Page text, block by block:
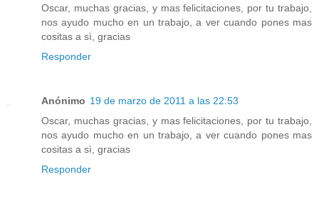
Oscar, muchas gracias, y mas felicitaciones, por tu trabajo,
nos ayudo mucho en un trabajo, a ver cuando pones mas
cositas a sì, gracias
Responder
Anónimo 19 de marzo de 2011 a las 22:53
Oscar, muchas gracias, y mas felicitaciones, por tu trabajo,
nos ayudo mucho en un trabajo, a ver cuando pones mas
cositas a sì, gracias
Responder